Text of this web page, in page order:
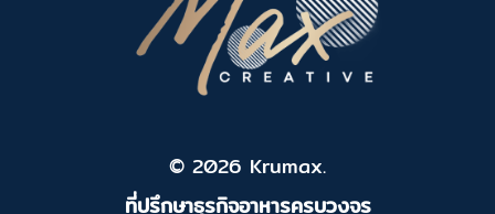
© 2026 Krumax.
ที่ปรึกษาธุรกิจอาหารครบวงจร